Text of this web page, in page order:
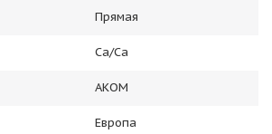
Прямая
Ca/Ca
АКОМ
Европа